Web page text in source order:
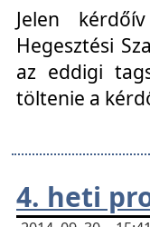
Jelen
Hegesztési
az eddigi
töltenie a
4. heti